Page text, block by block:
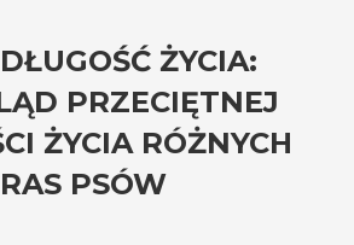
ŻYCIA:
PRZECIĘTNEJ
ŻYCIA RÓŻNYCH
RAS PSÓW